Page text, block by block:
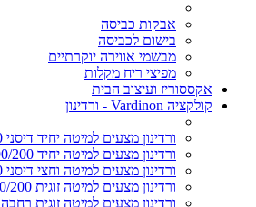
אבקות כביסה
בישום לכביסה
מבשמי אווירה יוקרתיים
מפיצי ריח מקלות
אקססוריז ועיצוב הבית
קולקציה Vardinon - ורדינון
ורדינון מצעים למיטה יחיד דיסני 90/200
ורדינון מצעים למיטה יחיד 90/200
ורדינון מצעים למיטה וחצי דיסני 120/200
ורדינון מצעים למיטה זוגית 160/200
ורדינון מצעים למיטה זוגית רחבה 180/200